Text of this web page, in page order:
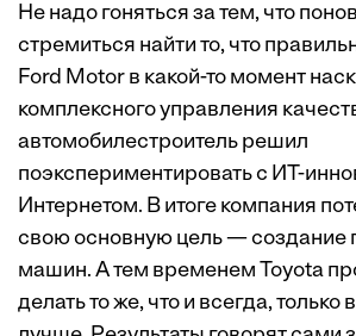
Не надо гоняться за тем, что
стремиться найти то, что
Ford Motor в какой-то момент
комплексного управления
автомобилестроитель решил
поэкспериментировать с ИТ-
Интернетом. В итоге компания
свою основную цель — создание
машин. А тем временем Toyota
делать то же, что и всегда, только